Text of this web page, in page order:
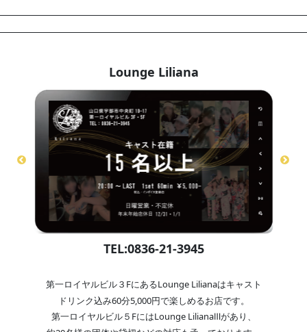
Lounge Liliana
TEL:0836-21-3945
第一ロイヤルビル３FにあるLounge Lilianaはキャスト
ドリンク込み60分5,000円で楽しめるお店です。
第一ロイヤルビル５FにはLounge LilianaⅢがあり、